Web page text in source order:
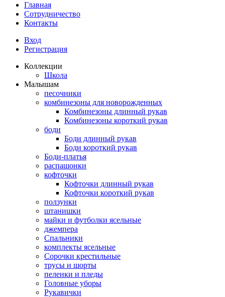
Главная
Сотрудничество
Контакты
Вход
Регистрация
Коллекции
Школа
Малышам
песочники
комбинезоны для новорожденных
Комбинезоны длинный рукав
Комбинезоны короткий рукав
боди
Боди длинный рукав
Боди короткий рукав
Боди-платья
распашонки
кофточки
Кофточки длинный рукав
Кофточки короткий рукав
ползунки
штанишки
майки и футболки ясельные
джемпера
Спальники
комплекты ясельные
Сорочки крестильные
трусы и шорты
пеленки и пледы
Головные уборы
Рукавички